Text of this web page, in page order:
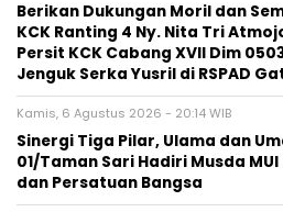
Berikan Dukungan Moril dan
KCK Ranting 4 Ny. Nita Tri
Persit KCK Cabang XVII Dim
Jenguk Serka Yusril di RSPAD
Kamis, 6 Agustus 2026 - 20:14 WIB
Sinergi Tiga Pilar, Ulama dan
01/Taman Sari Hadiri Musda
dan Persatuan Bangsa